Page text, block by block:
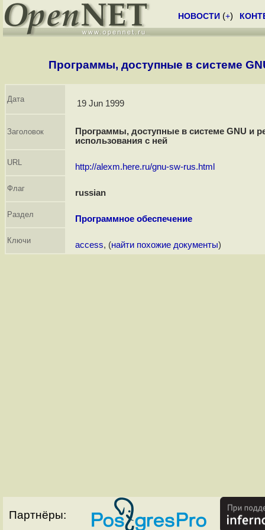
НОВОСТИ (+)
Программы, доступные в системе
Дата 19 Jun 1999
Заголовок
Программы, доступные в системе GNU и
использования с ней
URL http://alexm.here.ru/gnu-sw-rus.html
Флаг russian
Раздел Программное обеспечение
Ключи access, (найти похожие документы)
Партнёры: